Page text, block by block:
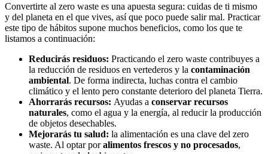
Convertirte al zero waste es una apuesta segura: cuidas de ti mismo
y del planeta en el que vives, así que poco puede salir mal. Practicar
este tipo de hábitos supone muchos beneficios, como los que te
listamos a continuación:
Reducirás residuos: Practicando el zero waste contribuyes a
la reducción de residuos en vertederos y la contaminación
ambiental. De forma indirecta, luchas contra el cambio
climático y el lento pero constante deterioro del planeta Tierra.
Ahorrarás recursos: Ayudas a conservar recursos
naturales, como el agua y la energía, al reducir la producción
de objetos desechables.
Mejorarás tu salud: la alimentación es una clave del zero
waste. Al optar poralimentos frescos y no procesados,